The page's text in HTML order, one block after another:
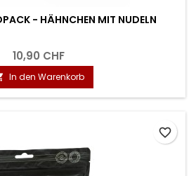
- HÄHNCHEN MIT NUDELN
10,90 CHF
In den Warenkorb
favorite_border